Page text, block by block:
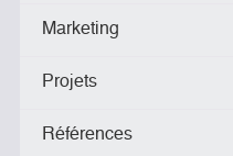
Marketing
Projets
Références